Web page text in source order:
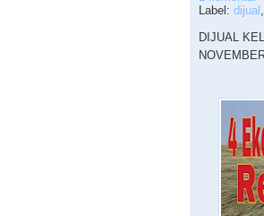
Label: dijual ,
DIJUAL